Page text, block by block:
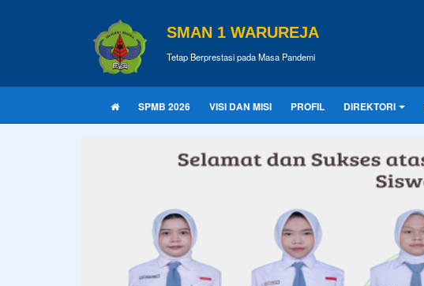
SMAN 1 WARUREJA
Tetap Berprestasi pada Masa Pandemi
SPMB 2026 VISI DAN MISI PROFIL DIREKTORI